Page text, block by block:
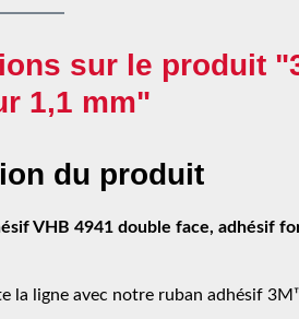
sur le produit
1,1 mm"
du produit
VHB 4941 double face, adhésif
la ligne avec notre ruban adhésif